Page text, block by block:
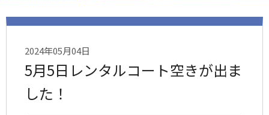
2024年05月04日
5月5日レンタルコート空きが出ま
した！